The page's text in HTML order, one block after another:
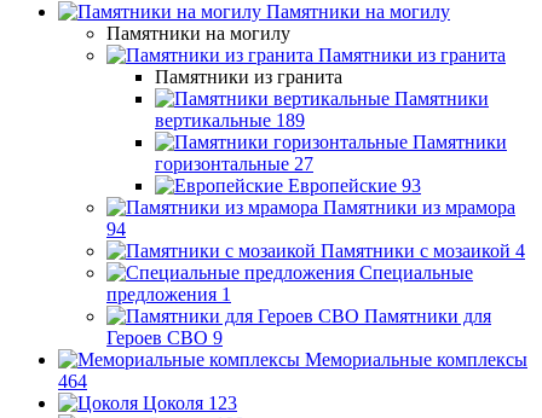
Памятники на могилу
Памятники на могилу
Памятники из гранита
Памятники из гранита
Памятники
вертикальные 189
Памятники
горизонтальные 27
Европейские 93
Памятники из мрамора
94
Памятники с мозаикой 4
Специальные
предложения 1
Памятники для
Героев СВО 9
Мемориальные комплексы
464
Цоколя 123